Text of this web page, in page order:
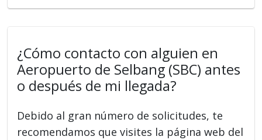
¿Cómo contacto con alguien en
Aeropuerto de Selbang (SBC) antes
o después de mi llegada?
Debido al gran número de solicitudes, te
recomendamos que visites la página web del